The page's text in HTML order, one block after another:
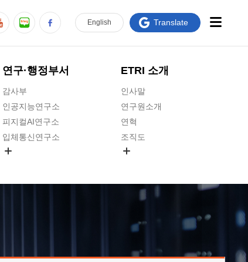
연구·행정부서
감사부
인공지능연구소
피지컬AI연구소
입체통신연구소
호남권연구본부
ETRI 소개
인사말
연구원소개
연혁
조직도
연구원 고객헌장
주요업무연락처
English Translate